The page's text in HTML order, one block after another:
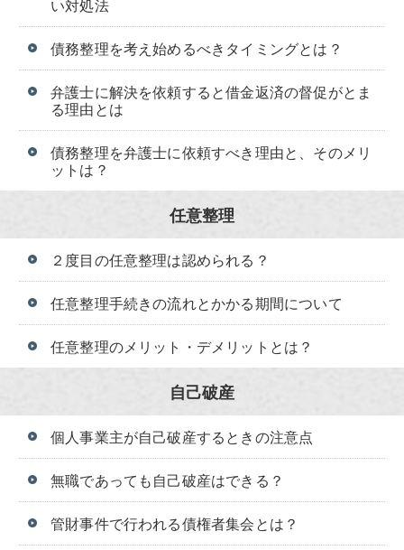
い対処法
債務整理を考え始めるべきタイミングとは？
弁護士に解決を依頼すると借金返済の督促がとま
る理由とは
債務整理を弁護士に依頼すべき理由と、そのメリ
ットは？
任意整理
２度目の任意整理は認められる？
任意整理手続きの流れとかかる期間について
任意整理のメリット・デメリットとは？
自己破産
個人事業主が自己破産するときの注意点
無職であっても自己破産はできる？
管財事件で行われる債権者集会とは？